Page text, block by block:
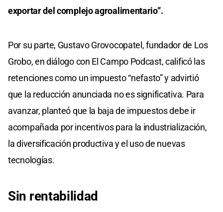
exportar del complejo agroalimentario”.
Por su parte, Gustavo Grovocopatel, fundador de Los
Grobo, en diálogo con El Campo Podcast, calificó las
retenciones como un impuesto “nefasto” y advirtió
que la reducción anunciada no es significativa. Para
avanzar, planteó que la baja de impuestos debe ir
acompañada por incentivos para la industrialización,
la diversificación productiva y el uso de nuevas
tecnologías.
Sin rentabilidad